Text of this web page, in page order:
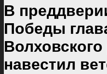
В
Победы
навестил